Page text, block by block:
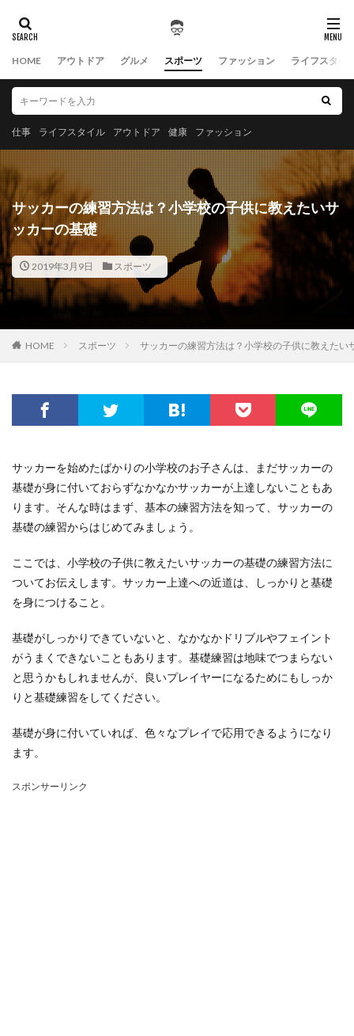
HOME アウトドア グルメ スポーツ ファッション ライフスタイ
仕事 ライフスタイル アウトドア 健康 ファッション
サッカーの練習方法は？小学校の子供に教えたいサ
ッカーの基礎
2019年3月9日 スポーツ
HOME スポーツ サッカーの練習方法は？小学校の子供に教えたい
サッカーを始めたばかりの小学校のお子さんは、まだサッカーの
基礎が身に付いておらずなかなかサッカーが上達しないこともあ
ります。そんな時はまず、基本の練習方法を知って、サッカーの
基礎の練習からはじめてみましょう。
ここでは、小学校の子供に教えたいサッカーの基礎の練習方法に
ついてお伝えします。サッカー上達への近道は、しっかりと基礎
を身につけること。
基礎がしっかりできていないと、なかなかドリブルやフェイント
がうまくできないこともあります。基礎練習は地味でつまらない
と思うかもしれませんが、良いプレイヤーになるためにもしっか
りと基礎練習をしてください。
基礎が身に付いていれば、色々なプレイで応用できるようになり
ます。
スポンサーリンク